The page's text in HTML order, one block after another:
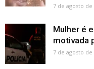
7 de agosto de
Mulher é
motivada
7 de agosto de